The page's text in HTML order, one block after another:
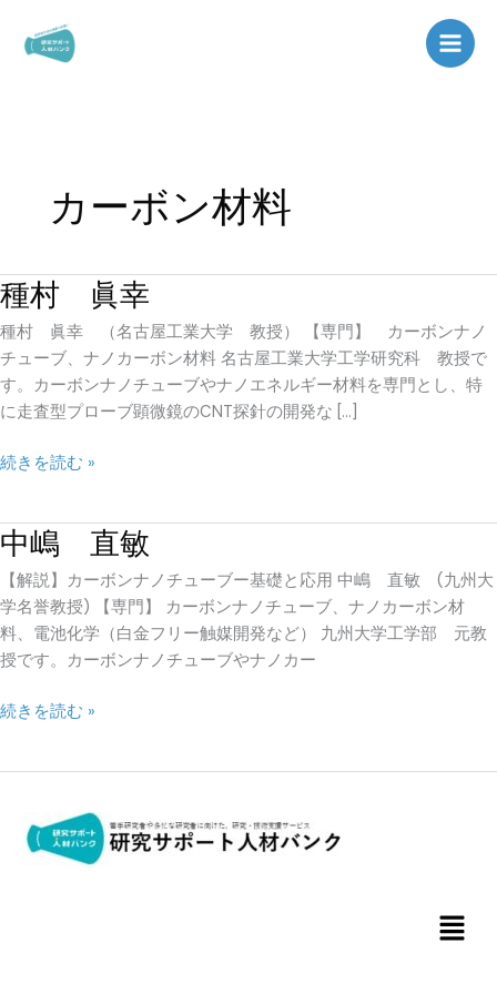
カーボン材料
種村 眞幸
種村 眞幸 （名古屋工業大学 教授） 【専門】 カーボンナノ
チューブ、ナノカーボン材料 名古屋工業大学工学研究科 教授で
す。カーボンナノチューブやナノエネルギー材料を専門とし、特
に走査型プローブ顕微鏡のCNT探針の開発な […]
種
村
眞
幸
続きを読む »
中嶋 直敏
【解説】カーボンナノチューブー基礎と応用 中嶋 直敏 (九州大
学名誉教授) 【専門】 カーボンナノチューブ、ナノカーボン材
料、電池化学（白金フリー触媒開発など） 九州大学工学部 元教
授です。カーボンナノチューブやナノカー
中
嶋
直
敏
続きを読む »
メ
ニ